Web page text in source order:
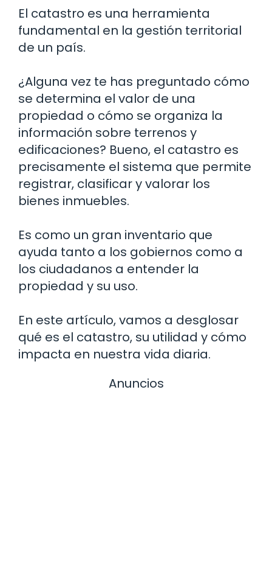
El catastro es una herramienta
fundamental en la gestión territorial
de un país.
¿Alguna vez te has preguntado cómo
se determina el valor de una
propiedad o cómo se organiza la
información sobre terrenos y
edificaciones? Bueno, el catastro es
precisamente el sistema que permite
registrar, clasificar y valorar los
bienes inmuebles.
Es como un gran inventario que
ayuda tanto a los gobiernos como a
los ciudadanos a entender la
propiedad y su uso.
En este artículo, vamos a desglosar
qué es el catastro, su utilidad y cómo
impacta en nuestra vida diaria.
Anuncios